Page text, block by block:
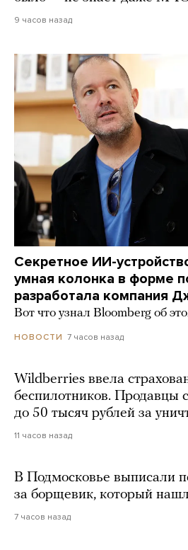
9 часов назад
Секретное ИИ-
умная колонка в форме
разработала компания
Вот что узнал Bloomberg об
НОВОСТИ 7 часов назад
Wildberries ввела
беспилотников. Продавцы
до 50 тысяч рублей за
11 часов назад
В Подмосковье выписали
за борщевик, который
7 часов назад